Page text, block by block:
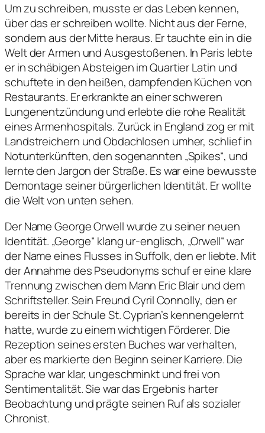
Um zu schreiben, musste er das Leben kennen,
über das er schreiben wollte. Nicht aus der Ferne,
sondern aus der Mitte heraus. Er tauchte ein in die
Welt der Armen und Ausgestoßenen. In Paris lebte
er in schäbigen Absteigen im Quartier Latin und
schuftete in den heißen, dampfenden Küchen von
Restaurants. Er erkrankte an einer schweren
Lungenentzündung und erlebte die rohe Realität
eines Armenhospitals. Zurück in England zog er mit
Landstreichern und Obdachlosen umher, schlief in
Notunterkünften, den sogenannten „Spikes“, und
lernte den Jargon der Straße. Es war eine bewusste
Demontage seiner bürgerlichen Identität. Er wollte
die Welt von unten sehen.
Der Name George Orwell wurde zu seiner neuen
Identität. „George“ klang ur-englisch, „Orwell“ war
der Name eines Flusses in Suffolk, den er liebte. Mit
der Annahme des Pseudonyms schuf er eine klare
Trennung zwischen dem Mann Eric Blair und dem
Schriftsteller. Sein Freund Cyril Connolly, den er
bereits in der Schule St. Cyprian’s kennengelernt
hatte, wurde zu einem wichtigen Förderer. Die
Rezeption seines ersten Buches war verhalten,
aber es markierte den Beginn seiner Karriere. Die
Sprache war klar, ungeschminkt und frei von
Sentimentalität. Sie war das Ergebnis harter
Beobachtung und prägte seinen Ruf als sozialer
Chronist.